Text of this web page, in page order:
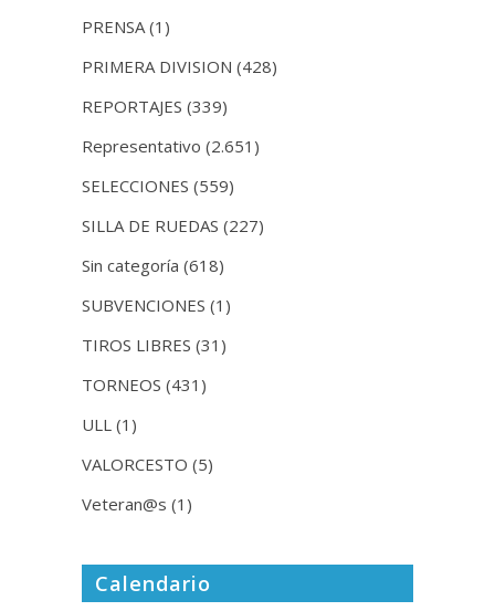
PRENSA (1)
PRIMERA DIVISION (428)
REPORTAJES (339)
Representativo (2.651)
SELECCIONES (559)
SILLA DE RUEDAS (227)
Sin categoría (618)
SUBVENCIONES (1)
TIROS LIBRES (31)
TORNEOS (431)
ULL (1)
VALORCESTO (5)
Veteran@s (1)
Calendario